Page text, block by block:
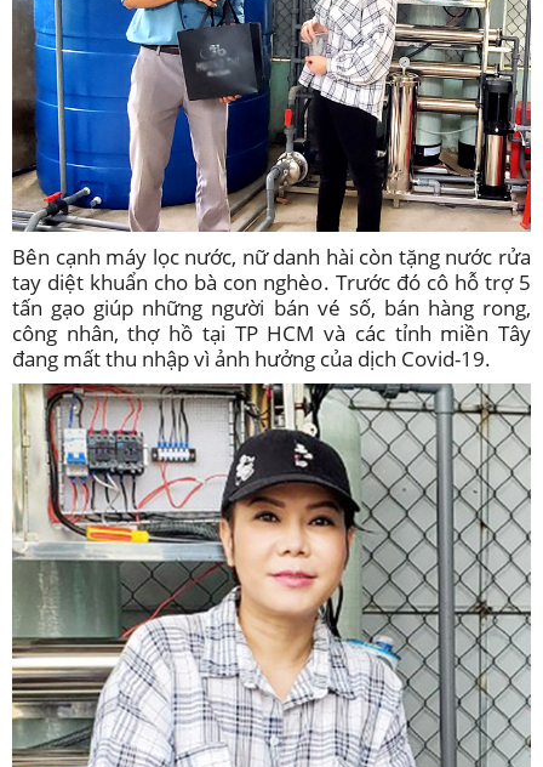
Bên cạnh máy lọc nước, nữ danh hài còn tặng nước rửa
tay diệt khuẩn cho bà con nghèo. Trước đó cô hỗ trợ 5
tấn gạo giúp những người bán vé số, bán hàng rong,
công nhân, thợ hồ tại TP HCM và các tỉnh miền Tây
đang mất thu nhập vì ảnh hưởng của dịch Covid-19.